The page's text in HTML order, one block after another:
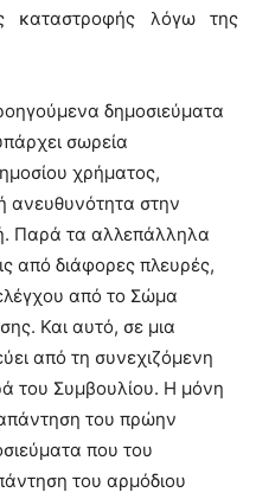
καταστροφής λόγω της
δημοσιεύματα
σωρεία
χρήματος,
ανευθυνότητα στην
Παρά τα αλλεπάλληλα
από διάφορες πλευρές,
από το Σώμα
Και αυτό, σε μια
από τη συνεχιζόμενη
του Συμβουλίου. Η μόνη
του πρώην
που του
του αρμόδιου